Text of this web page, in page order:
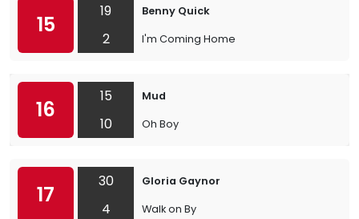
15
19
2
Benny Quick
I'm Coming Home
16
15
10
Mud
Oh Boy
17
30
4
Gloria Gaynor
Walk on By